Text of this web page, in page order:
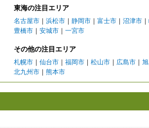
東海の注目エリア
名古屋市 ｜ 浜松市 ｜ 静岡市 ｜ 富士市 ｜ 沼津市 ｜
豊橋市 ｜ 安城市 ｜ 一宮市
その他の注目エリア
札幌市 ｜ 仙台市 ｜ 福岡市 ｜ 松山市 ｜ 広島市 ｜
北九州市 ｜ 熊本市